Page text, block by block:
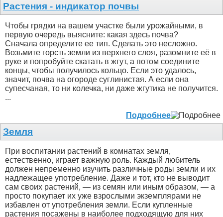
Растения - индикатор почвы
Чтобы грядки на вашем участке были урожайными, в
первую очередь выясните: какая здесь почва?
Сначала определите ее тип. Сделать это несложно.
Возьмите горсть земли из верхнего слоя, разомните её в
руке и попробуйте скатать в жгут, а потом соедините
концы, чтобы получилось кольцо. Если это удалось,
значит, почва на огороде суглинистая. А если она
супесчаная, то ни колечка, ни даже жгутика не получится.
...
Подробнее
Земля
При воспитании растений в комнатах земля,
естественно, играет важную роль. Каждый любитель
должен непременно изучить различные роды земли и их
надлежащее употребление. Даже и тот, кто не выводит
сам своих растений, — из семян или иным образом, — а
просто покупает их уже взрослыми экземплярами не
избавлен от употребления земли. Если купленные
растения посажены в наиболее подходящую для них